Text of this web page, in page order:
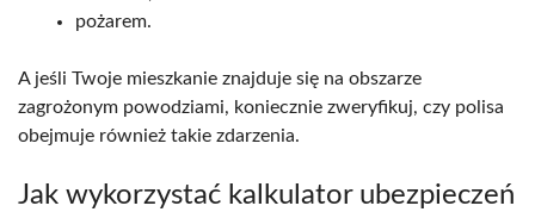
pożarem.
A jeśli Twoje mieszkanie znajduje się na obszarze
zagrożonym powodziami, koniecznie zweryfikuj, czy polisa
obejmuje również takie zdarzenia.
Jak wykorzystać kalkulator ubezpieczeń